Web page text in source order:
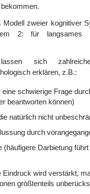
Modell zweier kognitiver
2: für langsames
sich
erklären, z.B.:
schwierige Frage
beantworten können)
natürlich nicht
durch
(häufigere Darbietung
Eindruck wird verstärkt,
größtenteils